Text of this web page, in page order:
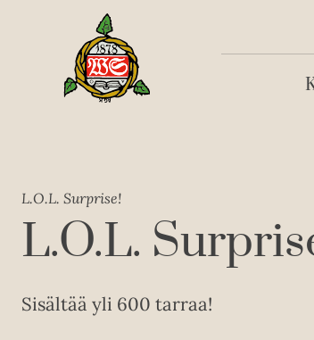
L.O.L. Surprise!
L.O.L.
Sisältää yli 600 tarraa!